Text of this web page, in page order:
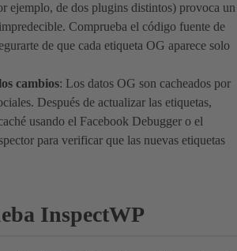
ejemplo, de dos plugins distintos) provoca un
Comprueba el código fuente de
de que cada etiqueta OG aparece solo
cambios: Los datos OG son cacheados por
Después de actualizar las etiquetas,
usando el Facebook Debugger o el
para verificar que las nuevas etiquetas
InspectWP